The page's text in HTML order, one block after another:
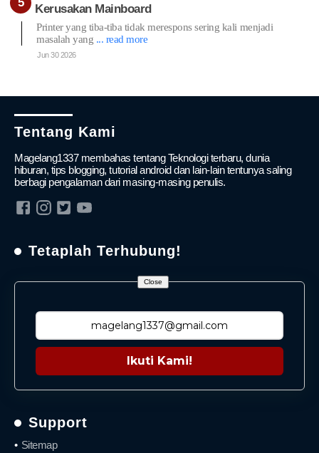
Kerusakan Mainboard
Printer yang tiba-tiba tidak merespons sering kali menjadi
masalah yang ... read more
Jun 30 2026
Tentang Kami
Magelang1337 membahas tentang Teknologi terbaru, dunia
hiburan, tips blogging, tutorial android dan lain-lain tentunya saling
berbagi pengalaman dari masing-masing penulis.
Tetaplah Terhubung!
Ikuti Kami!
Support
Sitemap
Close